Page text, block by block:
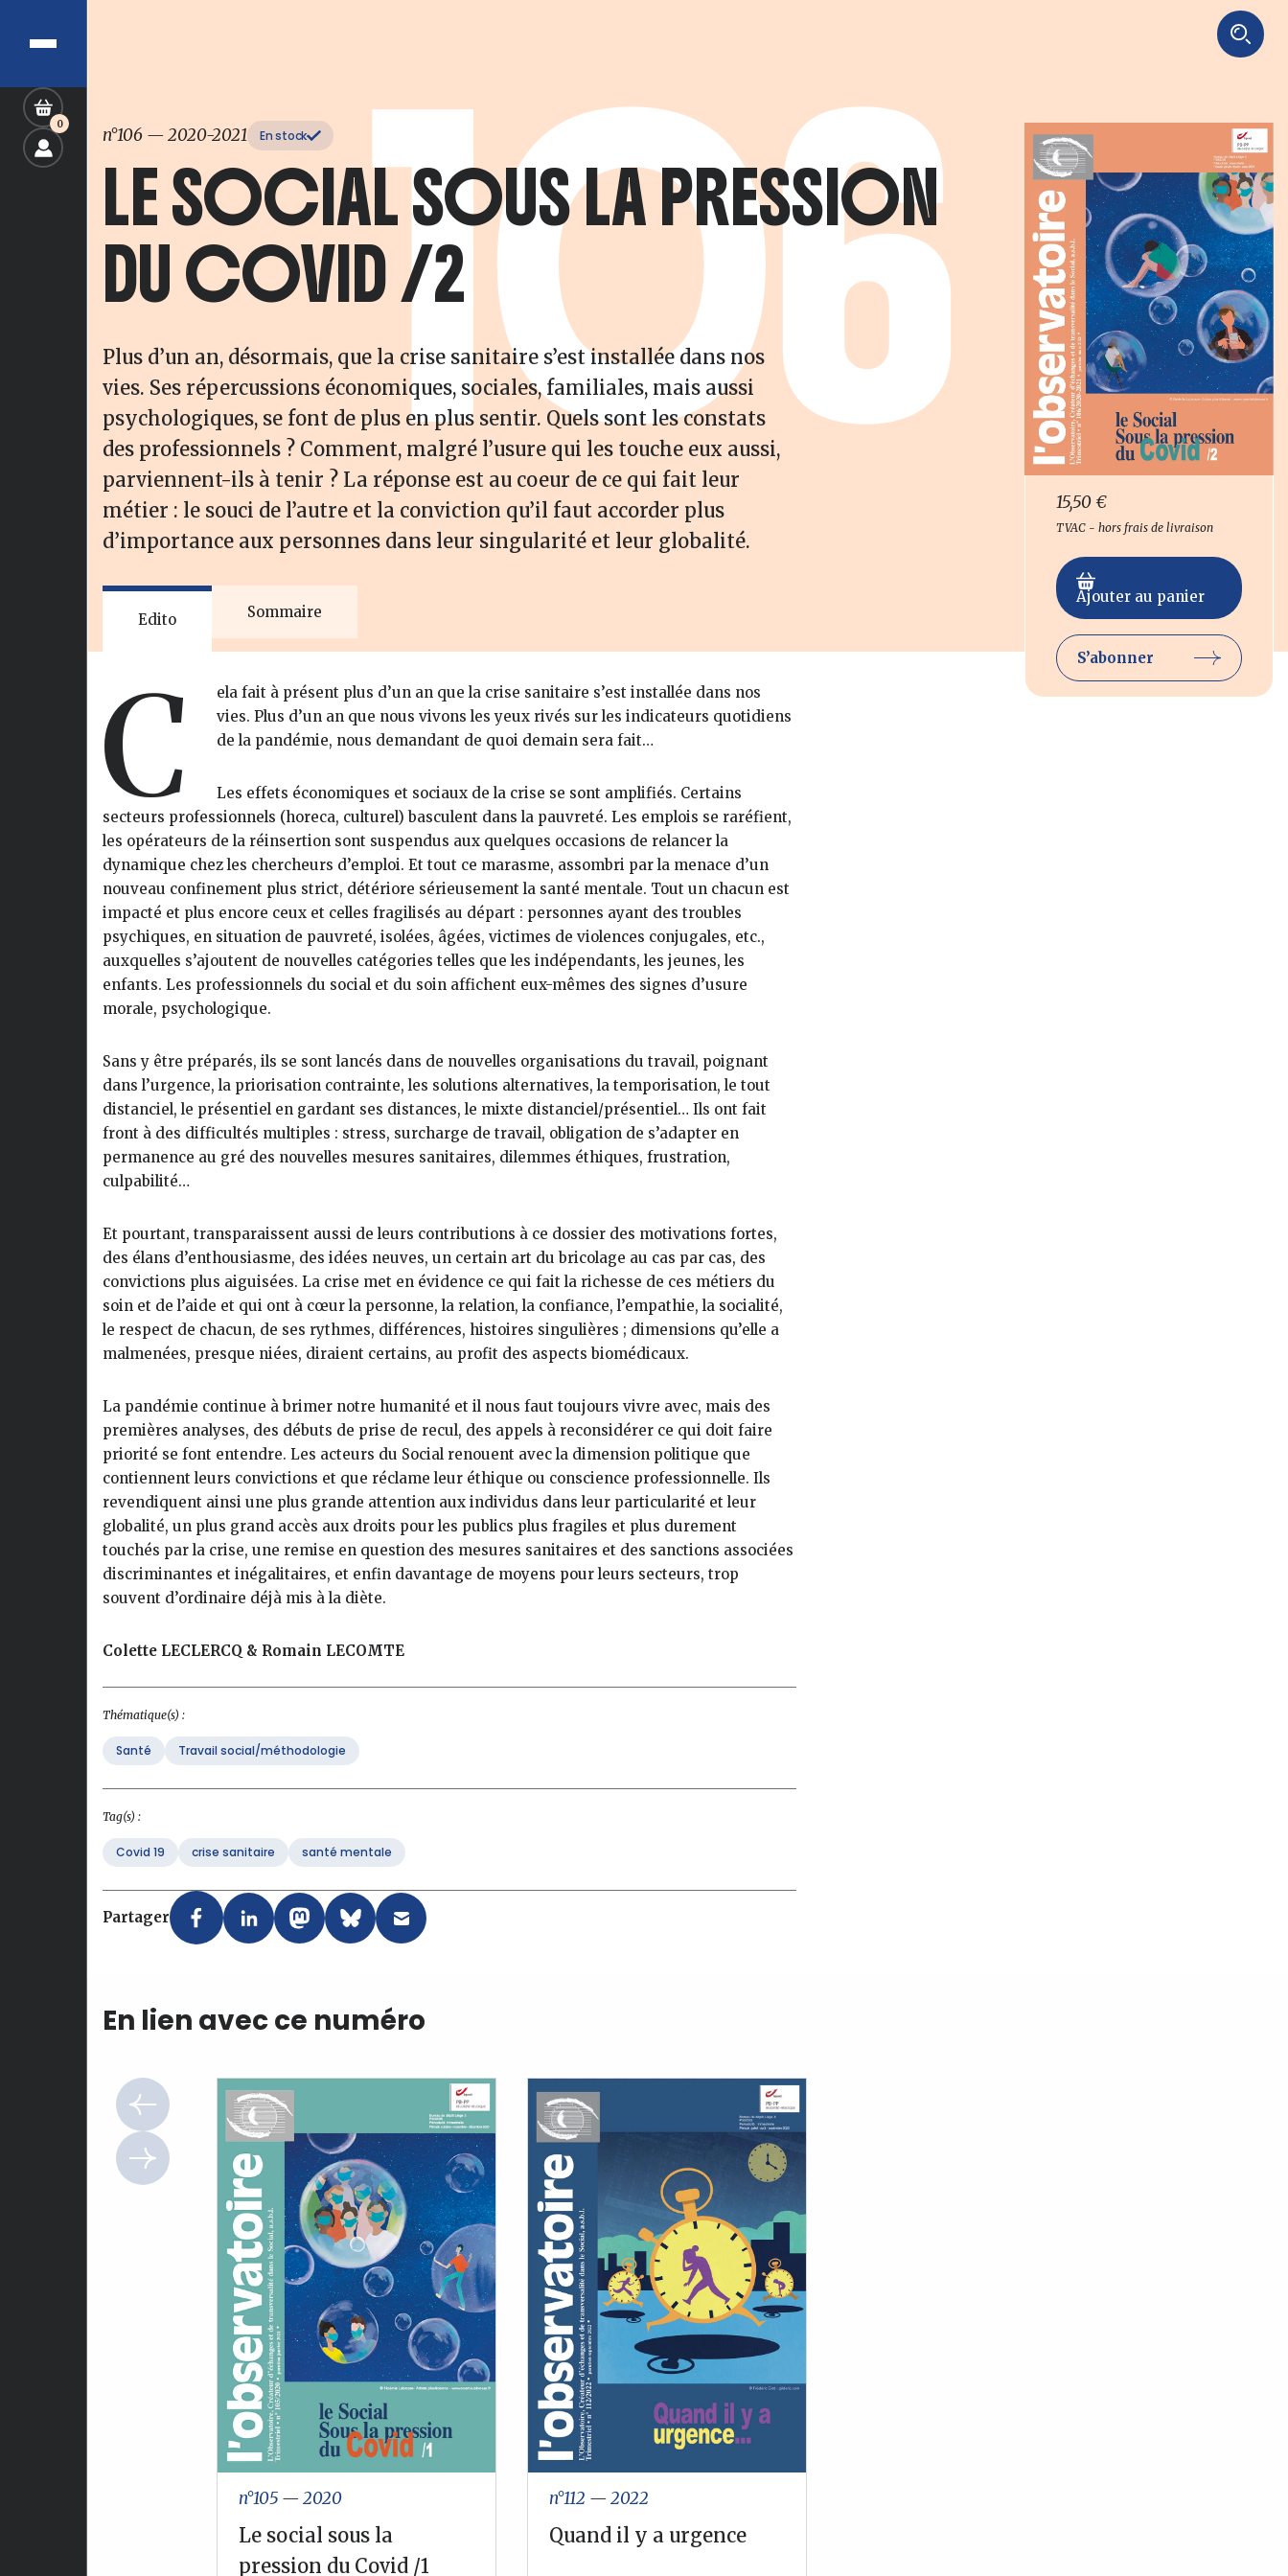
0
n°106 —2020-2021 En stock
LE SOCIAL SOUS LA PRESSION
DU COVID /2
Plus d’un an, désormais, que la crise sanitaire s’est installée dans nos
vies. Ses répercussions économiques, sociales, familiales, mais aussi
psychologiques, se font de plus en plus sentir. Quels sont les constats
des professionnels ? Comment, malgré l’usure qui les touche eux aussi,
parviennent-ils à tenir ? La réponse est au coeur de ce qui fait leur
métier : le souci de l’autre et la conviction qu’il faut accorder plus
d’importance aux personnes dans leur singularité et leur globalité.
106 15,50€
TVAC - hors frais de livraison
Ajouter au panier
S’abonner
Edito Sommaire
C
ela fait à présent plus d’un an que la crise sanitaire s’est installée dans nos
vies. Plus d’un an que nous vivons les yeux rivés sur les indicateurs quotidiens
de la pandémie, nous demandant de quoi demain sera fait…
Les effets économiques et sociaux de la crise se sont amplifiés. Certains
secteurs professionnels (horeca, culturel) basculent dans la pauvreté. Les emplois se raréfient,
les opérateurs de la réinsertion sont suspendus aux quelques occasions de relancer la
dynamique chez les chercheurs d’emploi. Et tout ce marasme, assombri par la menace d’un
nouveau confinement plus strict, détériore sérieusement la santé mentale. Tout un chacun est
impacté et plus encore ceux et celles fragilisés au départ : personnes ayant des troubles
psychiques, en situation de pauvreté, isolées, âgées, victimes de violences conjugales, etc.,
auxquelles s’ajoutent de nouvelles catégories telles que les indépendants, les jeunes, les
enfants. Les professionnels du social et du soin affichent eux-mêmes des signes d’usure
morale, psychologique.
Sans y être préparés, ils se sont lancés dans de nouvelles organisations du travail, poignant
dans l’urgence, la priorisation contrainte, les solutions alternatives, la temporisation, le tout
distanciel, le présentiel en gardant ses distances, le mixte distanciel/présentiel… Ils ont fait
front à des difficultés multiples : stress, surcharge de travail, obligation de s’adapter en
permanence au gré des nouvelles mesures sanitaires, dilemmes éthiques, frustration,
culpabilité…
Et pourtant, transparaissent aussi de leurs contributions à ce dossier des motivations fortes,
des élans d’enthousiasme, des idées neuves, un certain art du bricolage au cas par cas, des
convictions plus aiguisées. La crise met en évidence ce qui fait la richesse de ces métiers du
soin et de l’aide et qui ont à cœur la personne, la relation, la confiance, l’empathie, la socialité,
le respect de chacun, de ses rythmes, différences, histoires singulières ; dimensions qu’elle a
malmenées, presque niées, diraient certains, au profit des aspects biomédicaux.
La pandémie continue à brimer notre humanité et il nous faut toujours vivre avec, mais des
premières analyses, des débuts de prise de recul, des appels à reconsidérer ce qui doit faire
priorité se font entendre. Les acteurs du Social renouent avec la dimension politique que
contiennent leurs convictions et que réclame leur éthique ou conscience professionnelle. Ils
revendiquent ainsi une plus grande attention aux individus dans leur particularité et leur
globalité, un plus grand accès aux droits pour les publics plus fragiles et plus durement
touchés par la crise, une remise en question des mesures sanitaires et des sanctions associées
discriminantes et inégalitaires, et enfin davantage de moyens pour leurs secteurs, trop
souvent d’ordinaire déjà mis à la diète.
Colette LECLERCQ & Romain LECOMTE
Thématique(s) :
Santé Travail social/méthodologie
Tag(s) :
Covid 19 crise sanitaire santé mentale
Partager
En lien avec ce numéro
n°105 —2020
Le social sous la
pression du Covid /1
n°112 —2022
Quand il y a urgence